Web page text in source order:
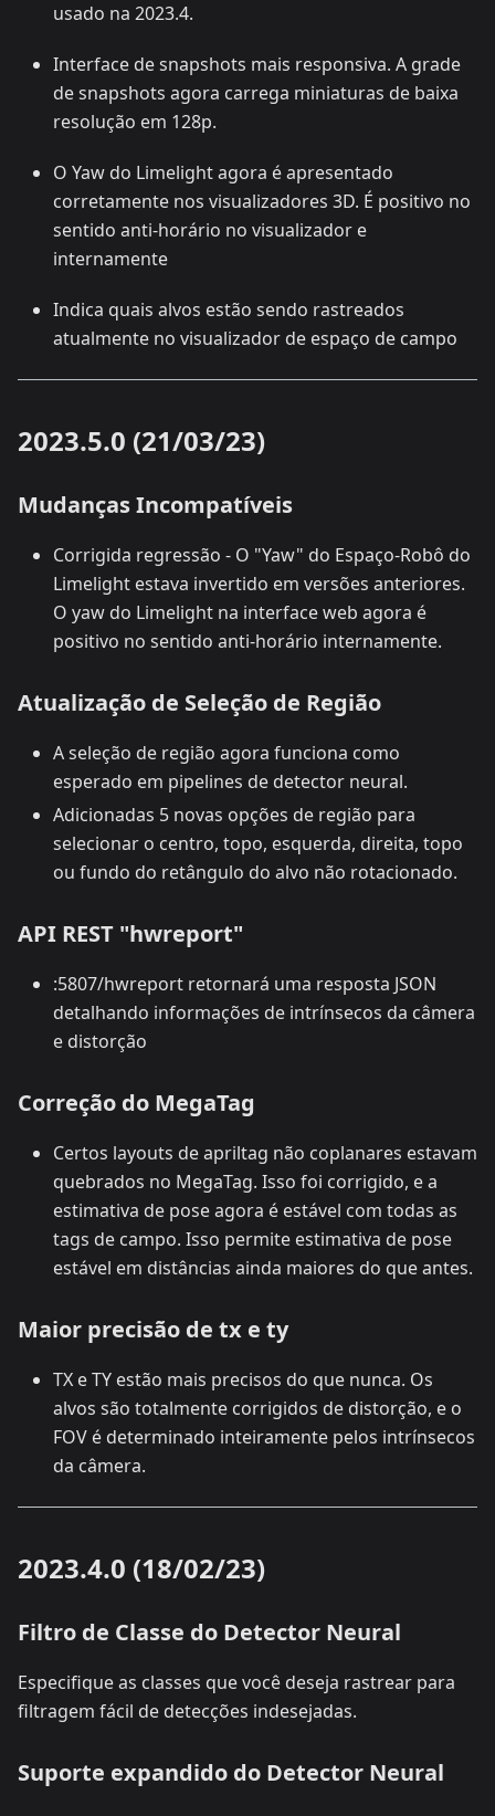
usado na 2023.4.
Interface de snapshots mais responsiva. A grade
de snapshots agora carrega miniaturas de baixa
resolução em 128p.
O Yaw do Limelight agora é apresentado
corretamente nos visualizadores 3D. É positivo no
sentido anti-horário no visualizador e
internamente
Indica quais alvos estão sendo rastreados
atualmente no visualizador de espaço de campo
2023.5.0 (21/03/23)
Mudanças Incompatíveis
Corrigida regressão - O "Yaw" do Espaço-Robô do
Limelight estava invertido em versões anteriores.
O yaw do Limelight na interface web agora é
positivo no sentido anti-horário internamente.
Atualização de Seleção de Região
A seleção de região agora funciona como
esperado em pipelines de detector neural.
Adicionadas 5 novas opções de região para
selecionar o centro, topo, esquerda, direita, topo
ou fundo do retângulo do alvo não rotacionado.
API REST "hwreport"
:5807/hwreport retornará uma resposta JSON
detalhando informações de intrínsecos da câmera
e distorção
Correção do MegaTag
Certos layouts de apriltag não coplanares estavam
quebrados no MegaTag. Isso foi corrigido, e a
estimativa de pose agora é estável com todas as
tags de campo. Isso permite estimativa de pose
estável em distâncias ainda maiores do que antes.
Maior precisão de tx e ty
TX e TY estão mais precisos do que nunca. Os
alvos são totalmente corrigidos de distorção, e o
FOV é determinado inteiramente pelos intrínsecos
da câmera.
2023.4.0 (18/02/23)
Filtro de Classe do Detector Neural
Especifique as classes que você deseja rastrear para
filtragem fácil de detecções indesejadas.
Suporte expandido do Detector Neural